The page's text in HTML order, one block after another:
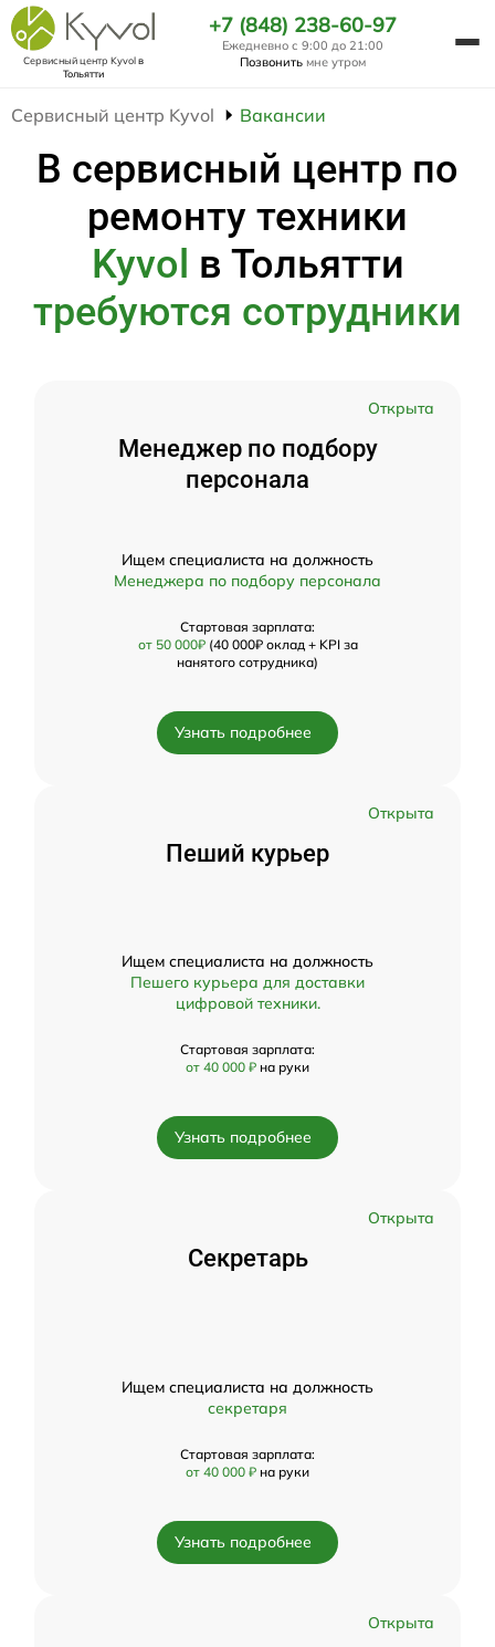
Сервисный центр Kyvolв
Тольятти
+7 (848) 238-60-97
Ежедневно с 9:00 до 21:00
Позвонить мне утром
Сервисный центр Kyvol Вакансии
В сервисный центр по
ремонту техники
Kyvol в Тольятти
требуются сотрудники
Открыта
Менеджер по подбору
персонала
Ищем специалиста на должность
Менеджера по подбору персонала
Стартовая зарплата:
от 50 000₽(40 000₽ оклад + KPI за
нанятого сотрудника)
Узнать подробнее
Открыта
Пеший курьер
Ищем специалиста на должность
Пешего курьера для доставки
цифровой техники.
Стартовая зарплата:
от 40 000 ₽ на руки
Узнать подробнее
Открыта
Секретарь
Ищем специалиста на должность
секретаря
Стартовая зарплата:
от 40 000 ₽ на руки
Узнать подробнее
Открыта